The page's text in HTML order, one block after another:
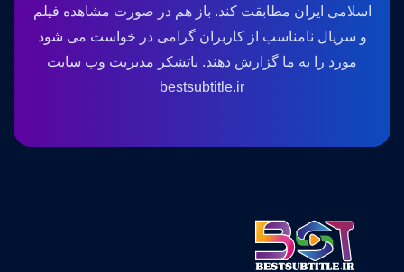
اسلامی ایران مطابقت کند. باز هم در صورت مشاهده فیلم
و سریال نامناسب از کاربران گرامی در خواست می شود
مورد را به ما گزارش دهند. باتشکر مدیریت وب سایت
bestsubtitle.ir